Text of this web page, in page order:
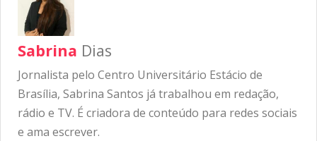
Sabrina Dias
Jornalista pelo Centro Universitário Estácio de
Brasília, Sabrina Santos já trabalhou em redação,
rádio e TV. É criadora de conteúdo para redes sociais
e ama escrever.